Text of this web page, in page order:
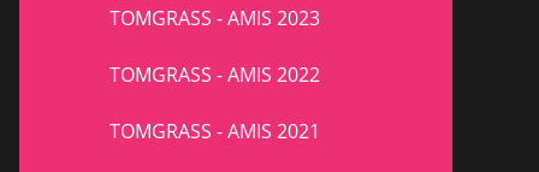
TOMGRASS - AMIS 2023
TOMGRASS - AMIS 2022
TOMGRASS - AMIS 2021